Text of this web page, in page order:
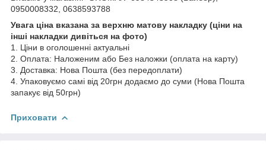
0950008332, 0638593788
Увага ціна вказана за верхню матову накладку (ціни на
інші накладки дивіться на фото)
1. Ціни в оголошенні актуальні
2. Оплата: Наложеним або Без наложки (оплата на карту)
3. Доставка: Нова Пошта (без передоплати)
4. Упаковуємо самі від 20грн додаємо до суми (Нова Пошта
запакує від 50грн)
Приховати